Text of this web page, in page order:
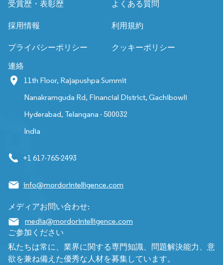
受賞歴・表彰歴 よくある質問
採用情報 利用規約
プライバシーポリシー クッキーポリシー
連絡
11th Floor, Rajapushpa Summit
Nanakramguda Rd, Financial District, Gachibowli
Hyderabad, Telangana - 500032
India
+1 617-765-2493
info@mordorintelligence.com
メディアお問い合わせ:
media@mordorintelligence.com
ご参加ください
私たちは常に、業界に関する専門知識、問題解決能力、意
欲を兼ね備えた優秀な人材を募集しています。